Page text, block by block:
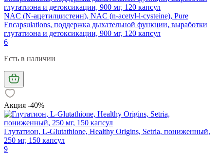
NAC (N-ацетилцистеин), NAC (n-acetyl-l-cysteine), Pure
Encapsulations, поддержка дыхательной функции, выработки
глутатиона и детоксикации, 900 мг, 120 капсул
6
Есть в наличии
Акция -40%
Глутатион, L-Glutathione, Healthy Origins, Setria, пониженный,
250 мг, 150 капcул
9